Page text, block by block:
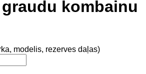
kombainu
modelis, rezerves daļas)